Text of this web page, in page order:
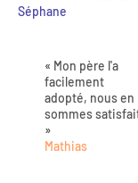
Séphane
« Mon père l'a
facilement
adopté, nous en
sommes
»
Mathias